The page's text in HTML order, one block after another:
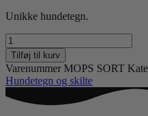
Unikke hundetegn.
MOPS
sort
antal
Tilføj til kurv
Varenummer MOPS SORT
Hundetegn og skilte